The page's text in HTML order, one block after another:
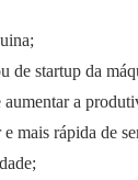
de startup da
a
mais rápida de